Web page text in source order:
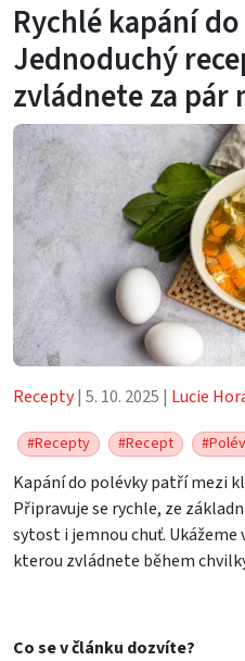
Rychlé kapání
Jednoduchý
zvládnete za
Recepty| 5. 10. 2025 | Lucie
#Recepty #Recept
Kapání do polévky patří mezi
Připravuje se rychle, ze
sytost i jemnou chuť.
kterou zvládnete během
Co se v článku dozvíte?